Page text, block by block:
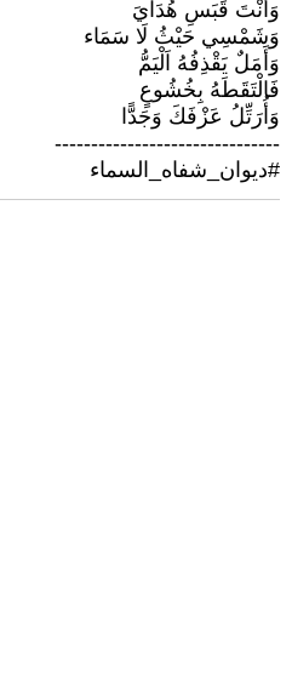
وَأَنْتَ قَبَسِ هُدَايَ
وَشَمْسِي حَيْثُ لَا سَمَاء
وَأَمَلٌ يَقْذِفُهُ اَلْيَمُّ
فَالْتَقَطَهُ بِخُشُوعٍ
وَأُرَتِّلُ عَزْفَكَ وَجَدًّا
-------------------------------
#ديوان_شفاه_السماء